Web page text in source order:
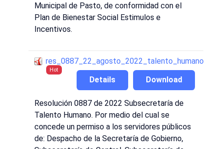
Municipal de Pasto, de conformidad con el
Plan de Bienestar Social Estimulos e
Incentivos.
res_0887_22_agosto_2022_talento_humano
Hot
Download
Details
Resolución 0887 de 2022 Subsecretaría de
Talento Humano. Por medio del cual se
concede un permiso a los servidores públicos
de: Despacho de la Secretaría de Gobierno,